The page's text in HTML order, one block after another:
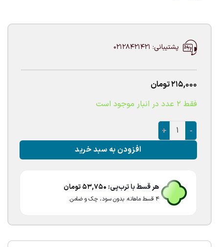
پشتیبانی: 02128421421
215,000تومان
فقط 2 عدد در انبار موجود است
بادکنک فویلی نهنگ آبی عدد
افزودن به سبد خرید
هر قسط با ترب‌پی: 53,750تومان
۴ قسط ماهانه. بدون سود، چک و ضامن.